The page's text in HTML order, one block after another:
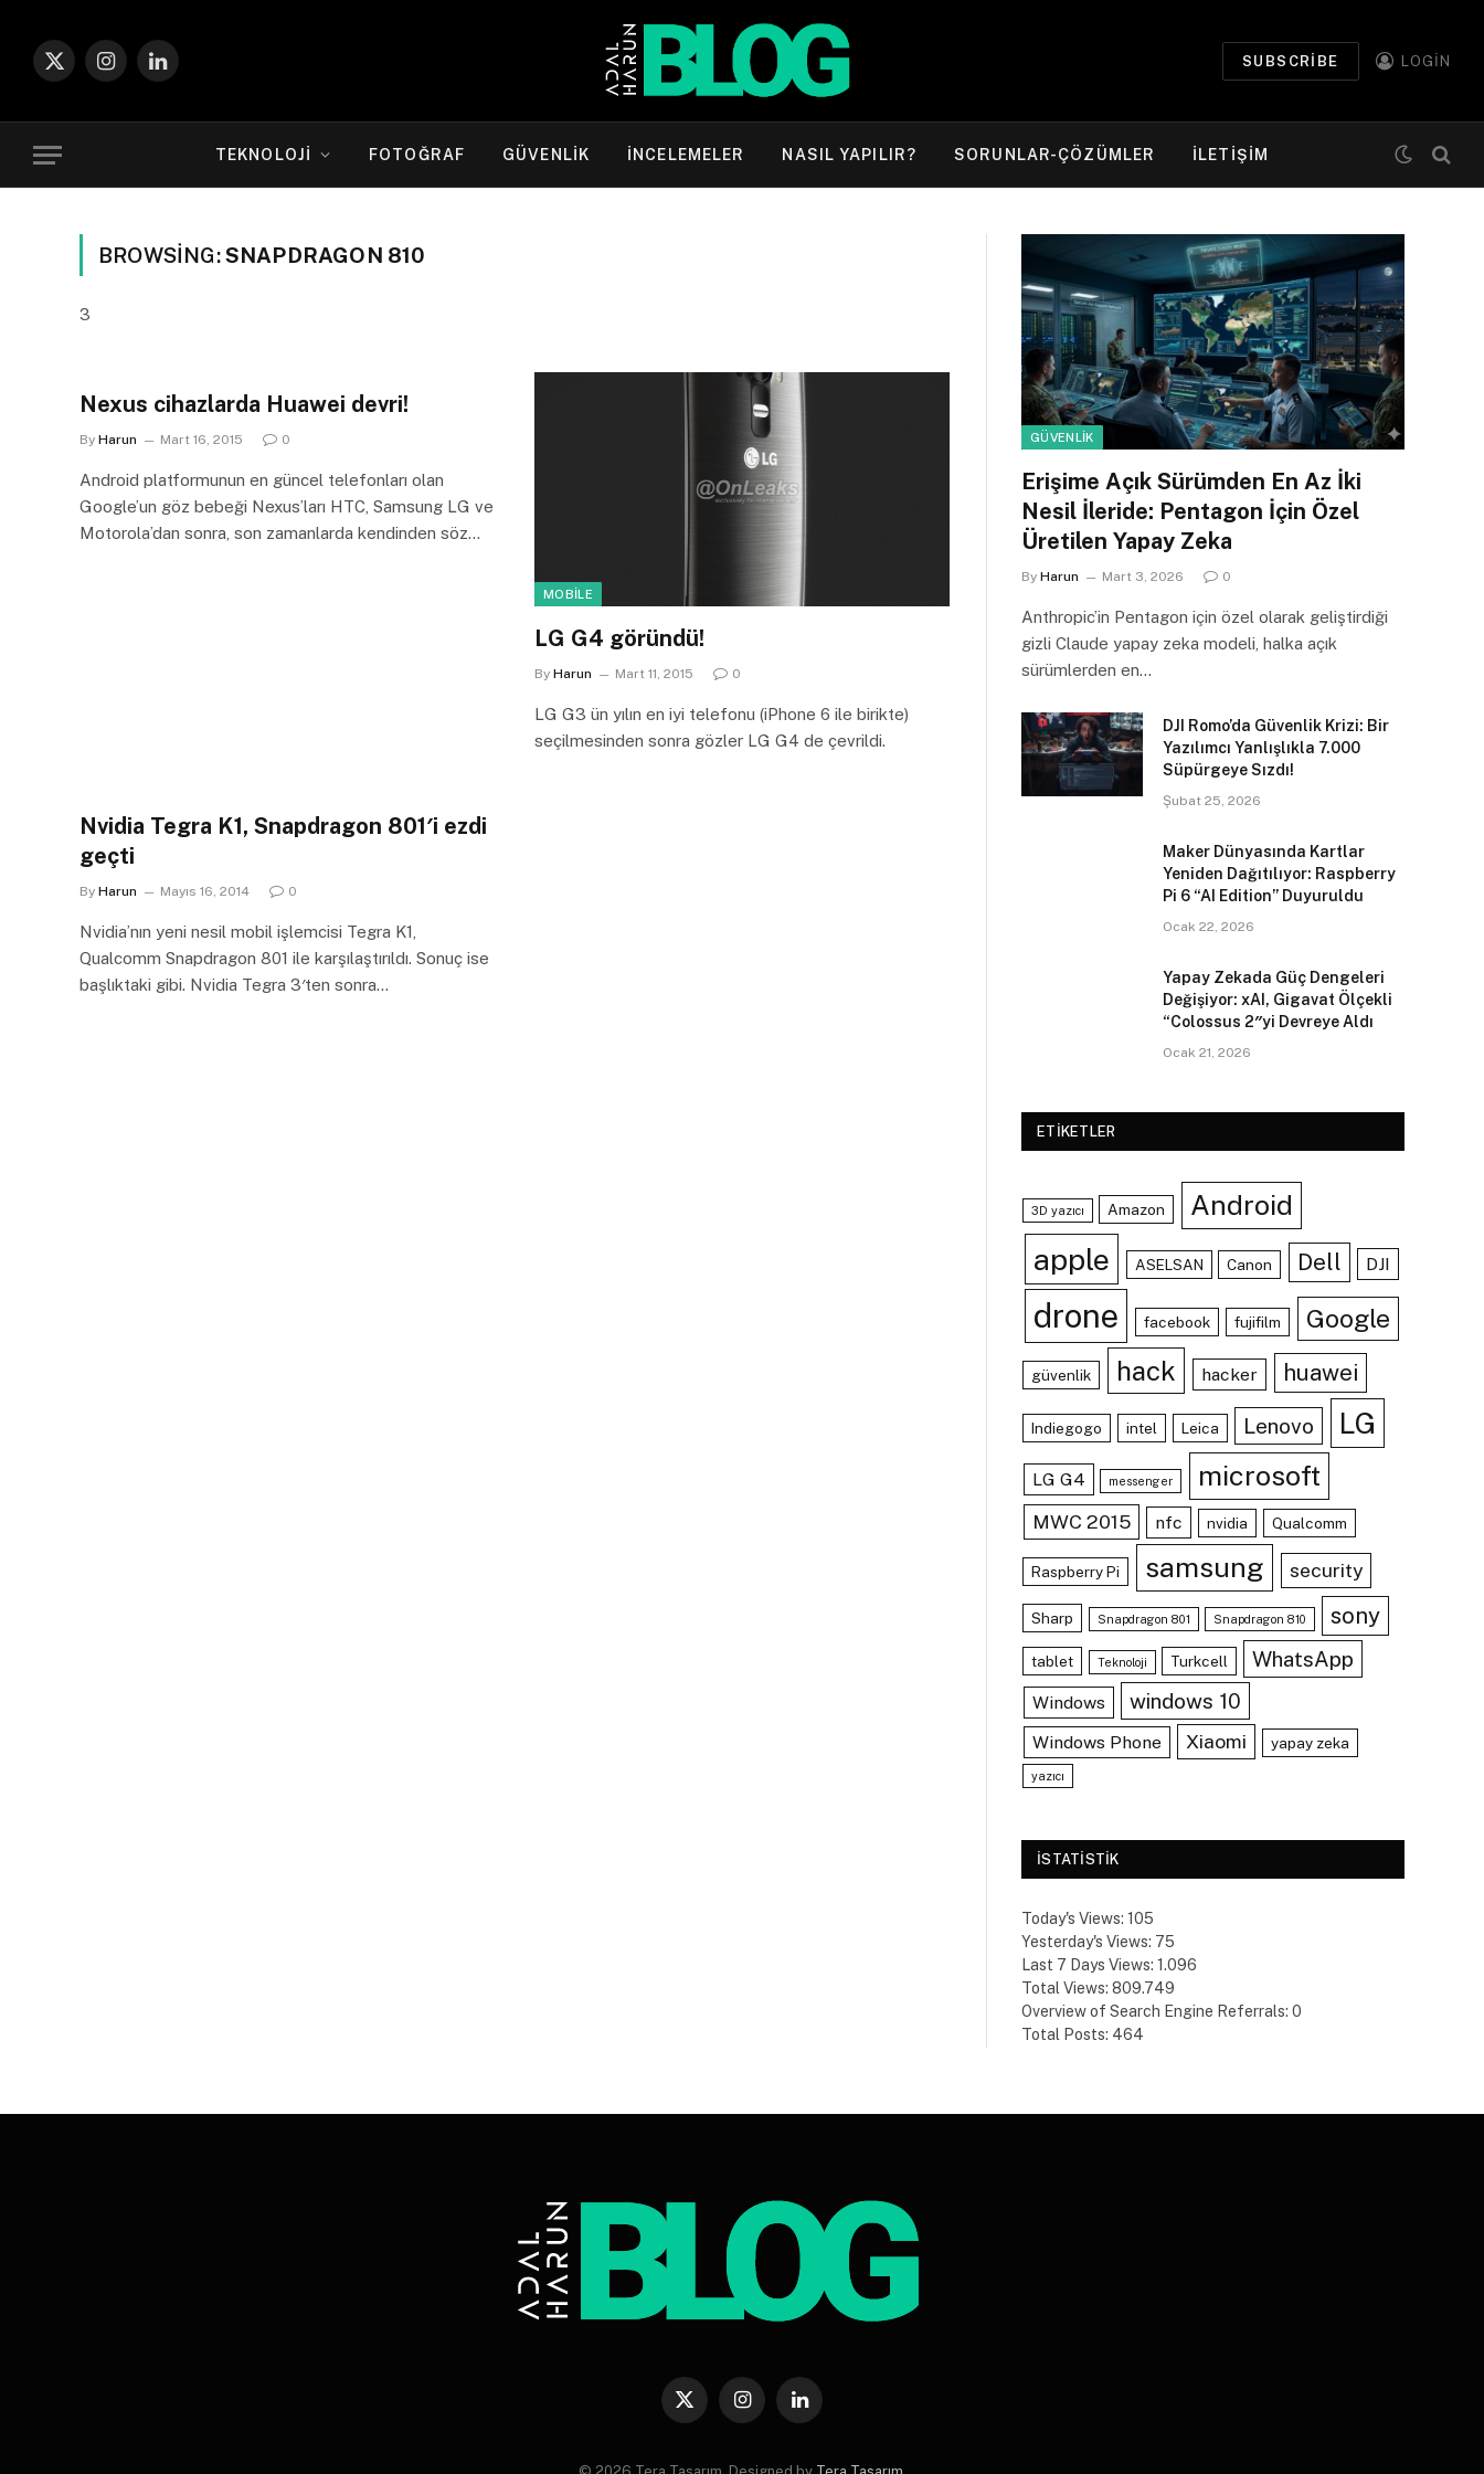
X
InstagramLinkedIn
SUBSCRIBE LOGIN
TEKNOLOJI FOTOĞRAF GÜVENLIK İNCELEMELER NASIL YAPILIR? SORUNLAR-ÇÖZÜMLER ILETIŞIM
BROWSING:SNAPDRAGON 810
3
Nexus cihazlarda Huawei devri!
By Harun Mart 16, 2015 0
Android platformunun en güncel telefonları olan
Google’un göz bebeği Nexus’ları HTC, Samsung LG ve
Motorola’dan sonra, son zamanlarda kendinden söz…
MOBILE
LG G4 göründü!
By Harun Mart 11, 2015 0
LG G3 ün yılın en iyi telefonu (iPhone 6 ile birikte)
seçilmesinden sonra gözler LG G4 de çevrildi.
Nvidia Tegra K1, Snapdragon 801′i ezdi
geçti
By Harun Mayıs 16, 2014 0
Nvidia’nın yeni nesil mobil işlemcisi Tegra K1,
Qualcomm Snapdragon 801 ile karşılaştırıldı. Sonuç ise
başlıktaki gibi. Nvidia Tegra 3′ten sonra…
GÜVENLIK
Erişime Açık Sürümden En Az İki
Nesil İleride: Pentagon İçin Özel
Üretilen Yapay Zeka
By Harun Mart 3, 2026 0
Anthropic’in Pentagon için özel olarak geliştirdiği
gizli Claude yapay zeka modeli, halka açık
sürümlerden en…
DJI Romo’da Güvenlik Krizi: Bir
Yazılımcı Yanlışlıkla 7.000
Süpürgeye Sızdı!
Şubat 25, 2026
Maker Dünyasında Kartlar
Yeniden Dağıtılıyor: Raspberry
Pi 6 “AI Edition” Duyuruldu
Ocak 22, 2026
Yapay Zekada Güç Dengeleri
Değişiyor: xAI, Gigavat Ölçekli
“Colossus 2″yi Devreye Aldı
Ocak 21, 2026
ETIKETLER
3D yazıcı Amazon Android
apple ASELSAN Canon Dell DJI
drone facebook fujifilm Google
güvenlik hack hacker huawei
Indiegogo intel Leica Lenovo LG
LG G4 messenger microsoft
MWC 2015 nfc nvidia Qualcomm
Raspberry Pi samsung security
Sharp Snapdragon 801 Snapdragon 810 sony
tablet Teknoloji Turkcell WhatsApp
Windows windows 10
Windows Phone Xiaomi yapay zeka
yazıcı
ISTATISTIK
Today's Views: 105
Yesterday's Views: 75
Last 7 Days Views: 1.096
Total Views: 809.749
Overview of Search Engine Referrals: 0
Total Posts: 464
X
InstagramLinkedIn